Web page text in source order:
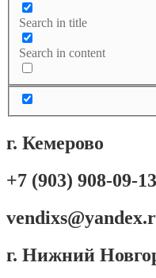
Search in title
Search in content
г. Кемерово
+7 (903) 908-09-13
г. Нижний